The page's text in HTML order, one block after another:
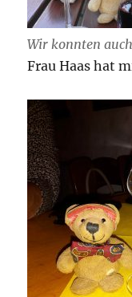
Wir konnten
Frau Haas hat